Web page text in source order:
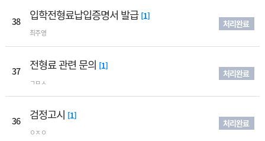
38 입학전형료납입증명서 발급 [1]
최주영
처리완료
37 전형료 관련 문의 [1]
ㄱㅁㅅ
처리완료
36 검정고시 [1]
ㅇㅈㅇ
처리완료